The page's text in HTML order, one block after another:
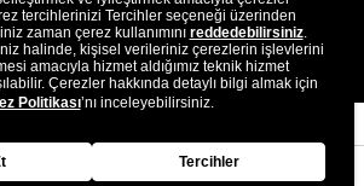
E-Posta Adresi :
tercihlerinizi Tercihler seçeneği üzerinden
zaman çerez kullanımını reddedebilirsiniz.
halinde, kişisel verileriniz çerezlerin işlevlerini
amacıyla hizmet aldığımız teknik hizmet
Çerezler hakkında detaylı bilgi almak için
Politikası’nı inceleyebilirsiniz.
Tercihler